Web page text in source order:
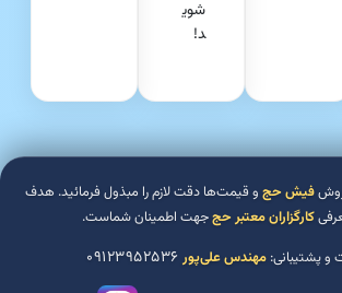
شوی
د!
فیش حج و قیمت‌ها دقت لازم را مبذول فرمائید. هدف
کارگزاران معتبر حججهت اطمینان شماست.
و پشتیبانی:مهندس علی‌پور ۰۹۱۲۳۹۵۲۵۳۶